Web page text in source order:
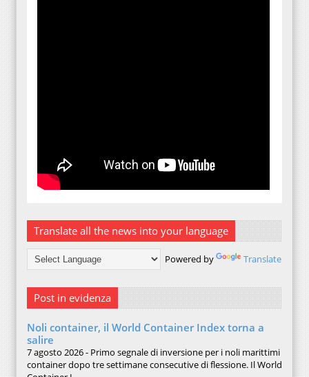
Translate all the news into your language
Powered by Translate
Post in evidenza
Noli container, il World Container Index torna a
salire
7 agosto 2026 - Primo segnale di inversione per i noli marittimi
container dopo tre settimane consecutive di flessione. Il World